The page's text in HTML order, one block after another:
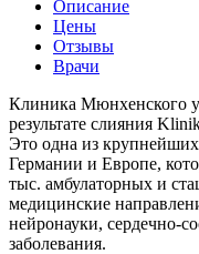
Описание
Цены
Отзывы
Врачи
Клиника Мюнхенского
результате слияния
Это одна из
Германии и Европе,
тыс. амбулаторных и
медицинские
нейронауки, сердечно-
заболевания.